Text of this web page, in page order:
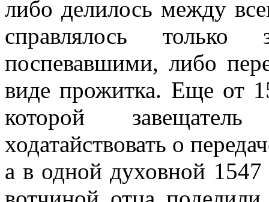
либо делилось между
справлялось
поспевавшими, либо
виде прожитка. Еще от
которой
ходатайствовать о
а в одной духовной 1547